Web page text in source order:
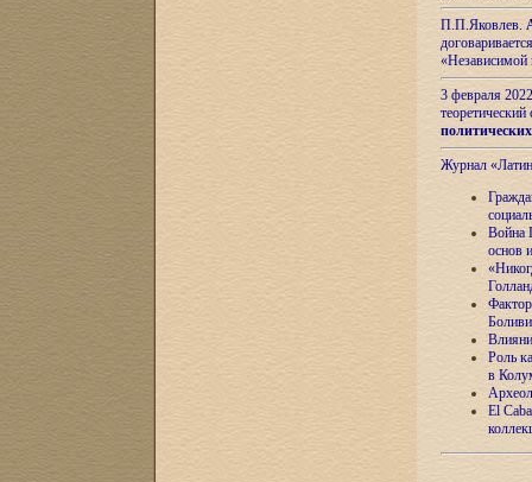
П.П.Яковлев.
«Независимой
3 февраля
теоретический
Журнал
Война
основ
Роль
в
El